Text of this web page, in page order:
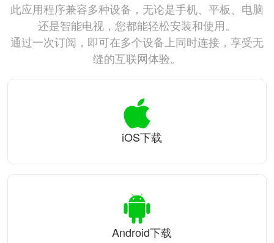
此应用程序兼容多种设备，无论是手机、平板、电脑
还是智能电视，您都能轻松安装和使用。
通过一次订阅，即可在多个设备上同时连接，享受无
缝的互联网体验。
iOS下载
Android下载